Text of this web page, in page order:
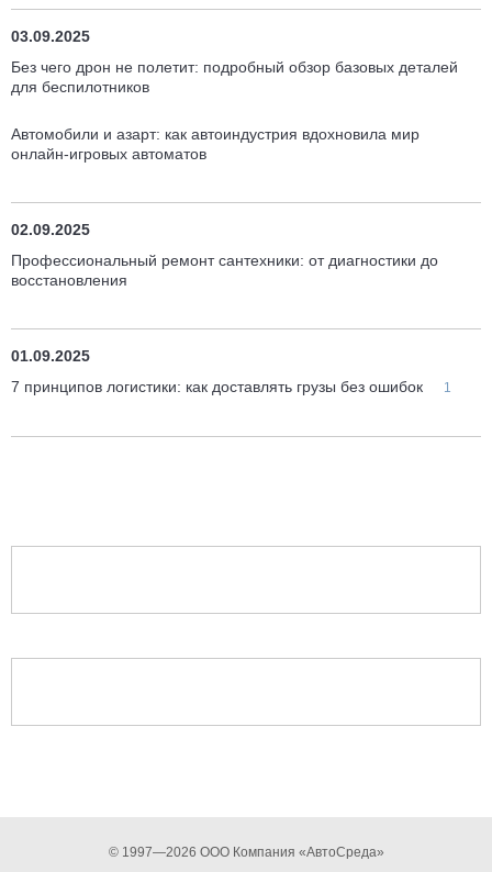
03.09.2025
Без чего дрон не полетит: подробный обзор базовых деталей
для беспилотников
Автомобили и азарт: как автоиндустрия вдохновила мир
онлайн-игровых автоматов
02.09.2025
Профессиональный ремонт сантехники: от диагностики до
восстановления
01.09.2025
7 принципов логистики: как доставлять грузы без ошибок
1
© 1997—2026 ООО Компания «АвтоСреда»